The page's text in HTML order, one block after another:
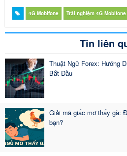
4G Mobifone Trải nghiệm 4G Mobifone
Tin liên
Thuật Ngữ Forex: Hướng
Bắt Đầu
Giải mã giấc mơ thấy gà:
bạn?